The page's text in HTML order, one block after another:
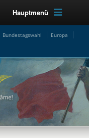
Hauptmenü
Bundestagswahl
Europa